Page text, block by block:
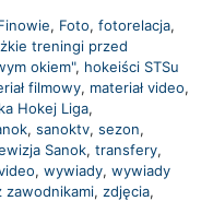
, Foto, fotorelacja,
treningi przed
okiem", hokeiści STSu
filmowy, materiał video,
Hokej Liga,
, sanoktv, sezon,
Sanok, transfery,
, wywiady, wywiady
zawodnikami, zdjęcia,